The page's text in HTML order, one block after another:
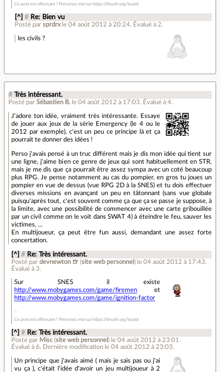
Ce post est offensant ? Prévenez moi sur https://linuxfr.org/board
[^] # Re: Bien vu
Posté par sprdrx le 04 août 2012 à 20:24. Évalué à 2.
les civils ?
# Très intéressant.
Posté par Sébastien B. le 04 août 2012 à 17:03. Évalué à 4.
J'adore ton idée, vraiment très intéressante. Essaye
de jouer aux jeux de la série Emergency (le 4 ou le
2012 par exemple), c'est un peu ce principe là et ça
pourrait te donner des idées !
Perso j'avais pensé à un truc différent mais je dis mon idée qui tient sur
une ligne, j'aime bien ce genre de jeux qui sont habituellement en STR,
mais je me dis que ça pourrait être assez sympa avec un coté beaucoup
plus RPG. Je pense notamment au cas du pompier, en gros tu joues un
pompier en vue de dessus (vue RPG 2D à la SNES) et tu dois effectuer
diverses missions en avançant un peu en tâtonnant (sans vue globale
puisqu'après tout, c'est souvent comme ça que ça se passe je suppose, à
la limite, avec une possibilité de commencer avec une carte gribouillée
par un civil comme on le voit dans SWAT 4) à éteindre le feu, sauver les
victimes, …
En multijoueur, ça peut être fun aussi, demandant une assez forte
concertation.
[^] # Re: Très intéressant.
Posté pardevnewton 🍺 (site web personnel ) le 04 août 2012 à 17:43.
Évalué à 3.
Sur SNES il existe
http://www.mobygames.com/game/firemen et
http://www.mobygames.com/game/ignition-factor
Ce post est offensant ? Prévenez moi sur https://linuxfr.org/board
[^] # Re: Très intéressant.
Posté par Misc(site web personnel ) le 04 août 2012 à 23:01 .
Évalué à6. Dernière modification le 04 août 2012 à 23:03.
Un principe que j'avais aimé ( mais je sais pas ou j'ai
vu ça ), c'était l'idée d'avoir un jeu multijoueur à 2